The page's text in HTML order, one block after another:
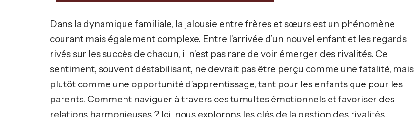
Dans la dynamique familiale, la jalousie entre frères et sœurs est un phénomène
courant mais également complexe. Entre l’arrivée d’un nouvel enfant et les regards
rivés sur les succès de chacun, il n’est pas rare de voir émerger des rivalités. Ce
sentiment, souvent déstabilisant, ne devrait pas être perçu comme une fatalité, mais
plutôt comme une opportunité d’apprentissage, tant pour les enfants que pour les
parents. Comment naviguer à travers ces tumultes émotionnels et favoriser des
relations harmonieuses ? Ici, nous explorons les clés de la gestion des rivalités